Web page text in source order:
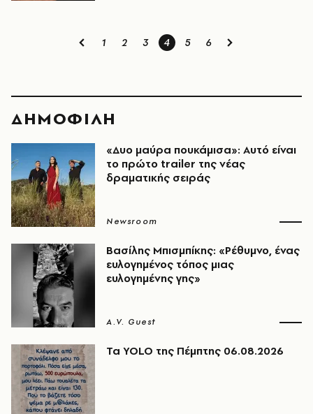
1 2 3 4 5 6
ΔΗΜΟΦΙΛΗ
«Δυο μαύρα πουκάμισα»: Αυτό είναι
το πρώτο trailer της νέας
δραματικής σειράς
Newsroom
Βασίλης Μπισμπίκης: «Ρέθυμνο, ένας
ευλογημένος τόπος μιας
ευλογημένης γης»
A.V. Guest
Τα YOLO της Πέμπτης 06.08.2026